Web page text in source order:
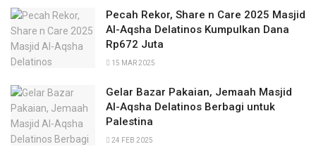
Pecah Rekor, Share n Care 2025 Masjid
Al-Aqsha Delatinos Kumpulkan Dana
Rp672 Juta
15 MAR 2025
Gelar Bazar Pakaian, Jemaah Masjid
Al-Aqsha Delatinos Berbagi untuk
Palestina
24 FEB 2025